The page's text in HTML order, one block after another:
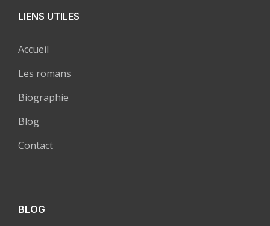
LIENS UTILES
Accueil
Les romans
Biographie
Blog
Contact
BLOG